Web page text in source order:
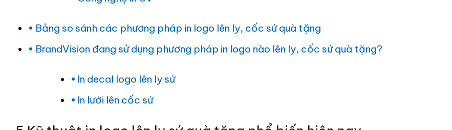
Bảng so sánh các phương pháp in logo lên ly, cốc sứ quà tặng
BrandVision đang sử dụng phương pháp in logo nào lên ly, cốc sứ quà tặng?
In decal logo lên ly sứ
In lưới lên cốc sứ